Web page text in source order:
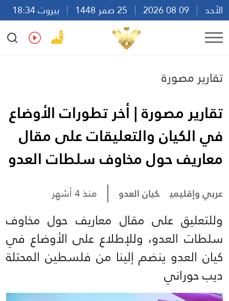
الأحد
بيروت 18:34
Ar
En Fr Es
تقارير مصورة
تقارير مصورة | أخر تطورات الأوضاع
في الكيان والتعليقات على مقال
معاريف حول مخاوف سلطات العدو
عربي وإقليمي كيان العدو منذ 4 أشهر
وللتعليق على مقال معاريف حول مخاوف
سلطات العدو، وللإطلاع على الأوضاع في
كيان العدو ينضم إلينا من فلسطين المحتلة
ديب حوراني